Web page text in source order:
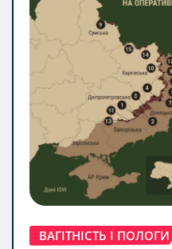
ВАГІТНІСТЬ І ПОЛОГИ